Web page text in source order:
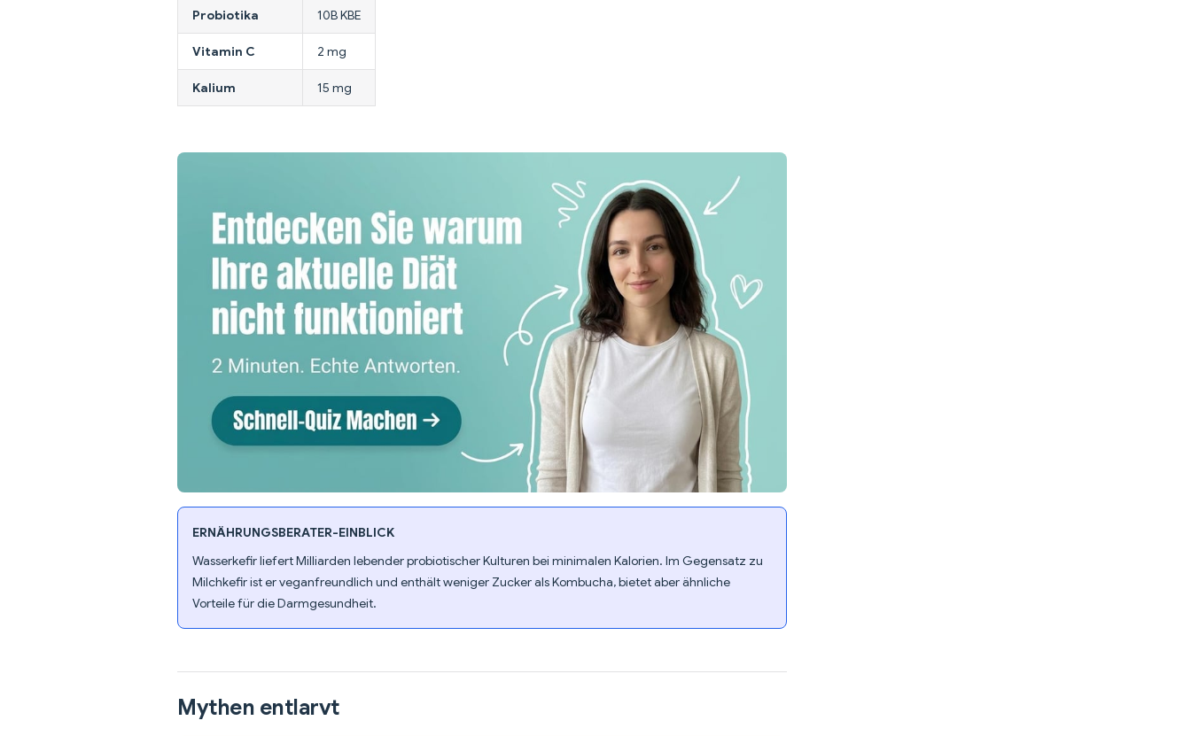
Probiotika 10B KBE
Vitamin C 2 mg
Kalium 15 mg
ERNÄHRUNGSBERATER-EINBLICK
Wasserkefir liefert Milliarden lebender probiotischer Kulturen bei minimalen Kalorien. Im Gegensatz zu
Milchkefir ist er veganfreundlich und enthält weniger Zucker als Kombucha, bietet aber ähnliche
Vorteile für die Darmgesundheit.
Mythen entlarvt